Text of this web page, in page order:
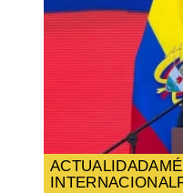
ACTUALIDAD
INTERNACIONAL